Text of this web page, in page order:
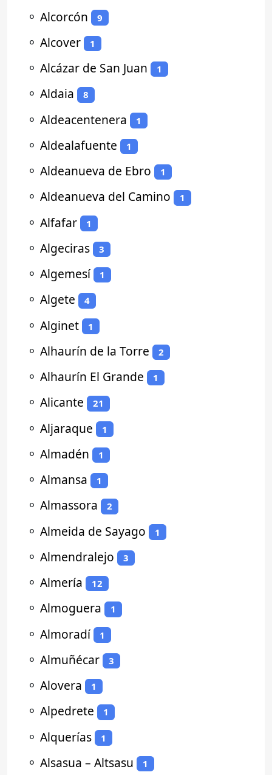
⚬ Alcorcón 9
⚬ Alcover 1
⚬ Alcázar de San Juan 1
⚬ Aldaia 8
⚬ Aldeacentenera 1
⚬ Aldealafuente 1
⚬ Aldeanueva de Ebro 1
⚬ Aldeanueva del Camino 1
⚬ Alfafar 1
⚬ Algeciras 3
⚬ Algemesí 1
⚬ Algete 4
⚬ Alginet 1
⚬ Alhaurín de la Torre 2
⚬ Alhaurín El Grande 1
⚬ Alicante 21
⚬ Aljaraque 1
⚬ Almadén 1
⚬ Almansa 1
⚬ Almassora 2
⚬ Almeida de Sayago 1
⚬ Almendralejo 3
⚬ Almería 12
⚬ Almoguera 1
⚬ Almoradí 1
⚬ Almuñécar 3
⚬ Alovera 1
⚬ Alpedrete 1
⚬ Alquerías 1
⚬ Alsasua – Altsasu 1